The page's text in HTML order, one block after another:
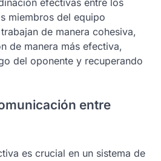
efectivas entre los
miembros del equipo
de manera cohesiva,
de manera más efectiva,
del oponente y recuperando
entre
es crucial en un sistema de